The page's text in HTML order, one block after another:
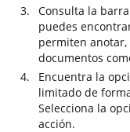
Consulta la
puedes
permiten
documentos
Encuentra la
limitado de
Selecciona la
acción.